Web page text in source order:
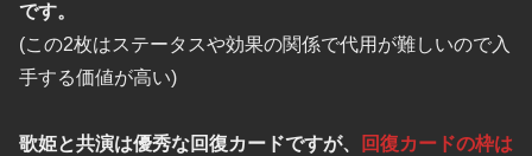
です。
(この2枚はステータスや効果の関係で代用が難しいので入
手する価値が高い)
歌姫と共演は優秀な回復カードですが、
回復カードの枠は